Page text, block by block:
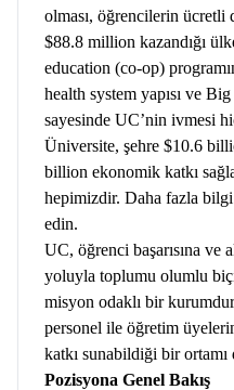
olması, öğrencilerin ücretli
$88.8 million kazandığı
education (co-op)
health system yapısı ve
sayesinde UC’nin ivmesi
Üniversite, şehre $10.6
billion ekonomik katkı
hepimizdir. Daha fazla
edin.
UC, öğrenci başarısına ve
yoluyla toplumu olumlu
misyon odaklı bir
personel ile öğretim
katkı sunabildiği bir ortamı
Pozisyona Genel Bakış